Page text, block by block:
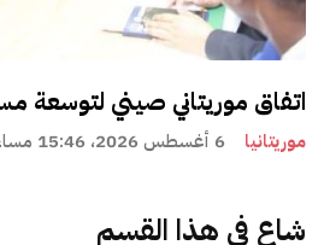
اتفاق موريتاني صيني لتوسعة
موريتانيا 6 أغسطس 2026، 15:46 مساءً
شاع في هذا القسم